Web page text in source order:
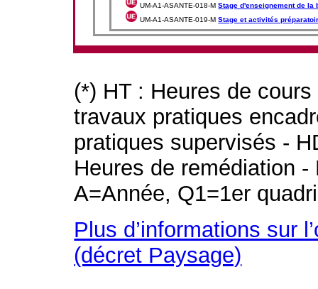
UM-A1-ASANTE-018-MStage d'enseignement de la
UM-A1-ASANTE-019-MStage et activités
(*) HT : Heures de
travaux pratiques
pratiques supervisés -
Heures de remédiation
A=Année, Q1=1er
Plus d’informations sur
(décret Paysage)